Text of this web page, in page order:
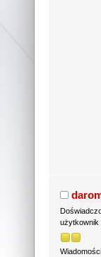
użytkownik